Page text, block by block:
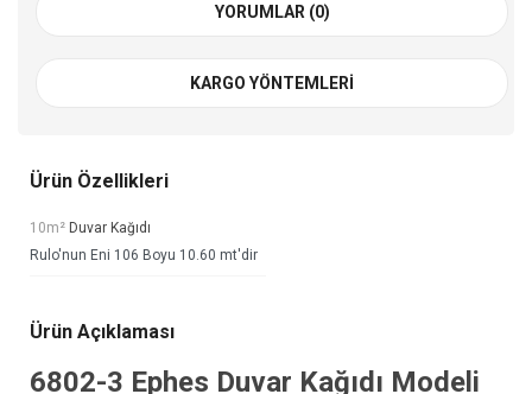
YORUMLAR (0)
KARGO YÖNTEMLERI
Ürün Özellikleri
10m² Duvar Kağıdı
Rulo'nun Eni 106 Boyu 10.60 mt'dir
Ürün Açıklaması
6802-3 Ephes Duvar Kağıdı Modeli